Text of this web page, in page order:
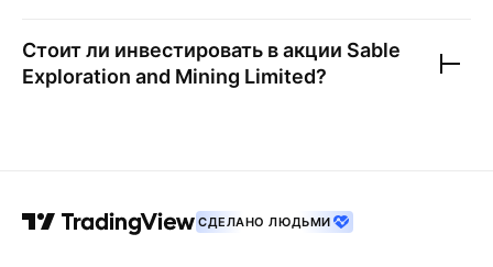
Стоит ли инвестировать в акции Sable
Exploration and Mining Limited?
СДЕЛАНО ЛЮДЬМИ